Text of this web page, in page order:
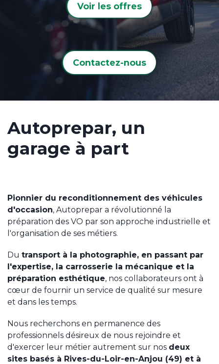
Voir les offres
Contactez-nous
Autoprepar, un
garage à part
Pionnier du reconditionnement des véhicules
d'occasion, Autoprepar a révolutionné la
préparation des VO par son approche industrielle et
l'organisation de ses métiers.
Du transport à la photographie, en passant par
l'expertise, la carrosserie la mécanique et la
préparation esthétique, nos collaborateurs ont à
cœur de fournir un service de qualité sur mesure
et dans les temps.
Nous recherchons en permanence des
professionnels désireux de nous rejoindre et
d'exercer leur métier autrement sur nos deux
sites basés à Rives-du-Loir-en-Anjou (49) et à